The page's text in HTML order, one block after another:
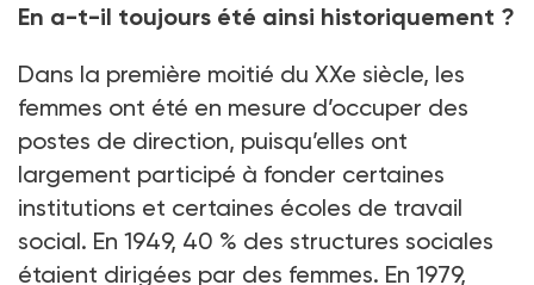
En a-t-il toujours été ainsi historiquement ?
Dans la première moitié du XXe siècle, les
femmes ont été en mesure d’occuper des
postes de direction, puisqu’elles ont
largement participé à fonder certaines
institutions et certaines écoles de travail
social. En 1949, 40 % des structures sociales
étaient dirigées par des femmes. En 1979,